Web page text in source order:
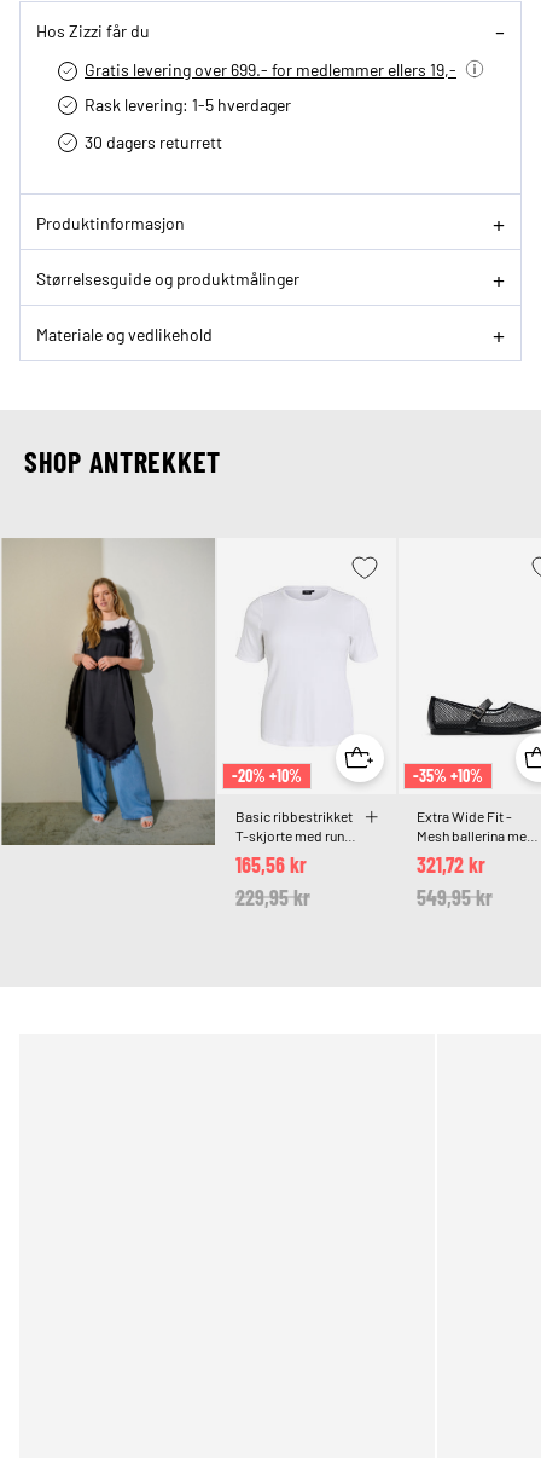
Hos Zizzi får du
Gratis levering over 699.- for medlemmer ellers 19,-
Rask levering: 1-5 hverdager
30 dagers returrett
Produktinformasjon
Størrelsesguide og produktmålinger
Materiale og vedlikehold
SHOP ANTREKKET
-20% +10%
Basic ribbestrikket
T-skjorte med rund
hals
Price reduced from
229,95 kr
165,56 kr
-35% +10%
Extra Wide Fit -
Mesh ballerina med
stropp
Price reduced
549,95 krto
321,72 kr